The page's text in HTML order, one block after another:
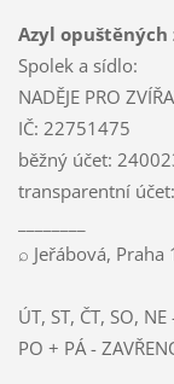
Azyl
Spolek a sídlo:
NADĚJE PRO
IČ: 22751475
běžný účet:
transparentní
⌕ Jeřábová, Praha
ÚT, ST, ČT, SO,
PO + PÁ -